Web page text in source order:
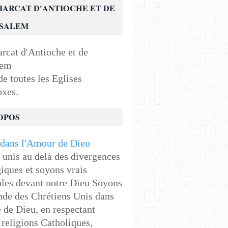
D'ANTIOCHE ET DE
toutes les Eglises
unis au delà des divergences
et soyons vrais
devant notre Dieu Soyons
des Chrétiens Unis dans
Dieu, en respectant
religions Catholiques,